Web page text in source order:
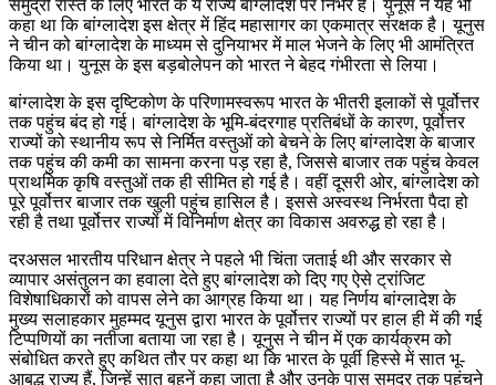
समुद्री रास्ते के लिए भारत के ये राज्य बांग्लादेश पर निर्भर हैं। युनूस ने यह भी
कहा था कि बांग्लादेश इस क्षेत्र में हिंद महासागर का एकमात्र संरक्षक है। यूनुस
ने चीन को बांग्लादेश के माध्यम से दुनियाभर में माल भेजने के लिए भी आमंत्रित
किया था। युनूस के इस बड़बोलेपन को भारत ने बेहद गंभीरता से लिया।
बांग्लादेश के इस दृष्टिकोण के परिणामस्वरूप भारत के भीतरी इलाकों से पूर्वोत्तर
तक पहुंच बंद हो गई। बांग्लादेश के भूमि-बंदरगाह प्रतिबंधों के कारण, पूर्वोत्तर
राज्यों को स्थानीय रूप से निर्मित वस्तुओं को बेचने के लिए बांग्लादेश के बाजार
तक पहुंच की कमी का सामना करना पड़ रहा है, जिससे बाजार तक पहुंच केवल
प्राथमिक कृषि वस्तुओं तक ही सीमित हो गई है। वहीं दूसरी ओर, बांग्लादेश को
पूरे पूर्वोत्तर बाजार तक खुली पहुंच हासिल है। इससे अस्वस्थ निर्भरता पैदा हो
रही है तथा पूर्वोत्तर राज्यों में विनिर्माण क्षेत्र का विकास अवरुद्ध हो रहा है।
दरअसल भारतीय परिधान क्षेत्र ने पहले भी चिंता जताई थी और सरकार से
व्यापार असंतुलन का हवाला देते हुए बांग्लादेश को दिए गए ऐसे ट्रांजिट
विशेषाधिकारों को वापस लेने का आग्रह किया था। यह निर्णय बांग्लादेश के
मुख्य सलाहकार मुहम्मद यूनुस द्वारा भारत के पूर्वोत्तर राज्यों पर हाल ही में की गई
टिप्पणियों का नतीजा बताया जा रहा है। यूनुस ने चीन में एक कार्यक्रम को
संबोधित करते हुए कथित तौर पर कहा था कि भारत के पूर्वी हिस्से में सात भू-
आबद्ध राज्य हैं, जिन्हें सात बहनें कहा जाता है और उनके पास समुद्र तक पहुंचने